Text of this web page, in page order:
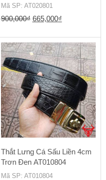
Mã SP: AT020801
900,000₫ Giá
là:
900,000₫.
665,000₫Giá
tại
là:
665,000₫.
Thắt Lưng Cá Sấu Liền 4cm
Trơn Đen AT010804
Mã SP: AT010804